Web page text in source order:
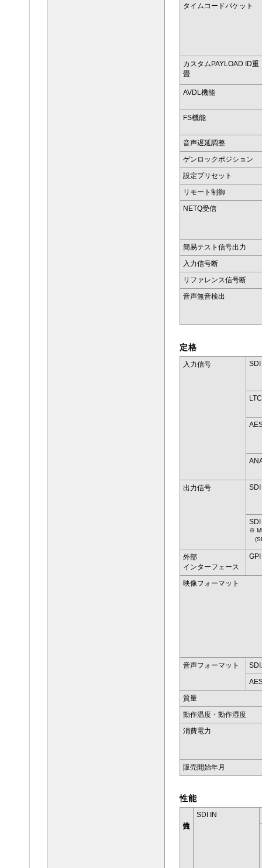
タイムコードパケット
カスタムPAYLOAD ID重
畳
AVDL機能
FS機能
音声遅延調整
ゲンロックポジション
設定プリセット
リモート制御
NETQ受信
簡易テスト信号出力
入力信号断
リファレンス信号断
音声無音検出
定格
入力信号 SDI
出力信号 SDI
SDI
※
外部
インターフェース
GPI
映像フォーマット
音声フォーマット
質量
動作温度・動作湿度
消費電力
販売開始年月
性能
SDI IN